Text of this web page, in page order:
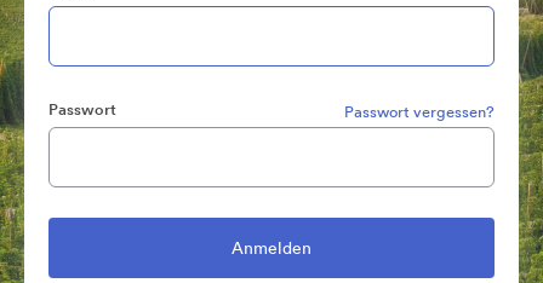
Passwort Passwort vergessen?